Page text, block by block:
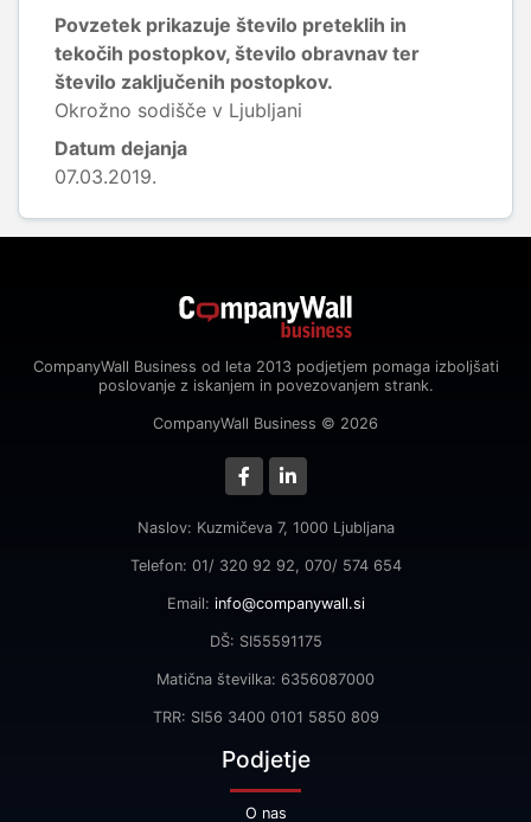
Povzetek prikazuje število preteklih in
tekočih postopkov, število obravnav ter
število zaključenih postopkov.
Okrožno sodišče v Ljubljani
Datum dejanja
07.03.2019.
CompanyWall Business od leta 2013 podjetjem pomaga izboljšati
poslovanje z iskanjem in povezovanjem strank.
CompanyWall Business © 2026
Naslov: Kuzmičeva 7, 1000 Ljubljana
Telefon: 01/ 320 92 92, 070/ 574 654
Email: info@companywall.si
DŠ: SI55591175
Matična številka: 6356087000
TRR: SI56 3400 0101 5850 809
Podjetje
O nas